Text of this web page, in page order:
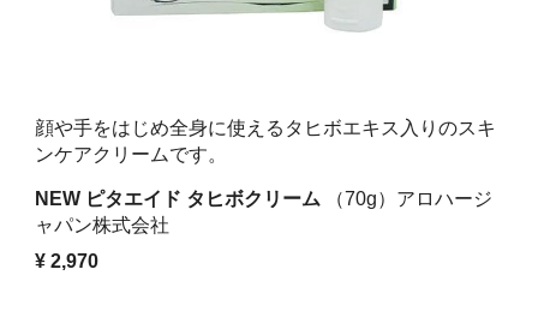
顔や手をはじめ全身に使えるタヒボエキス入りのスキ
ンケアクリームです。
NEW ピタエイド タヒボクリーム
（70g）アロハージ
ャパン株式会社
¥ 2,970